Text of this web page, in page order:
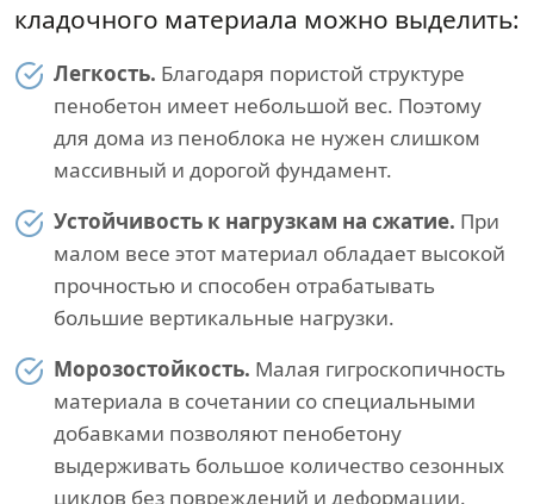
кладочного материала можно выделить:
Легкость. Благодаря пористой структуре
пенобетон имеет небольшой вес. Поэтому
для дома из пеноблока не нужен слишком
массивный и дорогой фундамент.
Устойчивость к нагрузкам на сжатие. При
малом весе этот материал обладает высокой
прочностью и способен отрабатывать
большие вертикальные нагрузки.
Морозостойкость. Малая гигроскопичность
материала в сочетании со специальными
добавками позволяют пенобетону
выдерживать большое количество сезонных
циклов без повреждений и деформации.